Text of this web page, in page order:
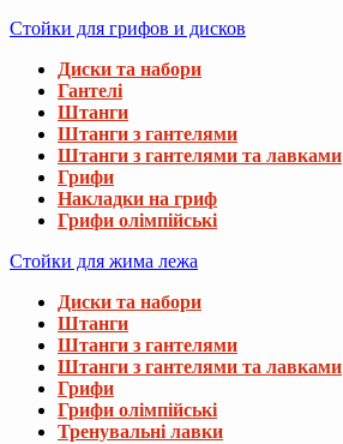
Стойки для грифов и дисков
Диски та набори
Гантелі
Штанги
Штанги з гантелями
Штанги з гантелями та лавками
Грифи
Накладки на гриф
Грифи олімпійські
Стойки для жима лежа
Диски та набори
Штанги
Штанги з гантелями
Штанги з гантелями та лавками
Грифи
Грифи олімпійські
Тренувальні лавки